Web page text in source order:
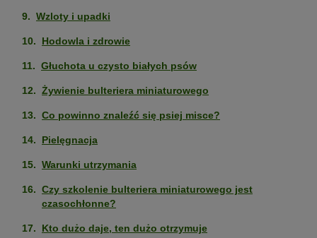
Wzloty i upadki
Hodowla i zdrowie
Głuchota u czysto białych psów
Żywienie bulteriera miniaturowego
Co powinno znaleźć się psiej misce?
Pielęgnacja
Warunki utrzymania
Czy szkolenie bulteriera miniaturowego jest
czasochłonne?
Kto dużo daje, ten dużo otrzymuje